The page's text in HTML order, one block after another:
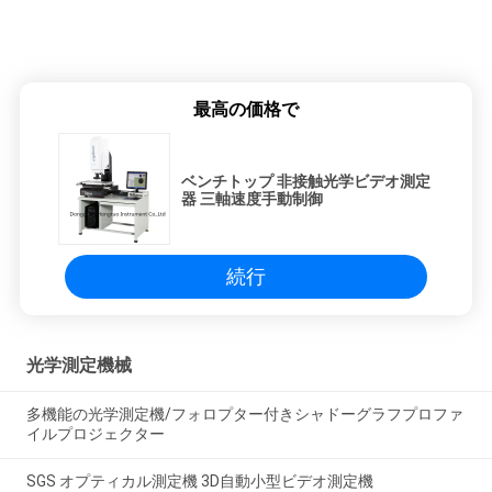
最高の価格で
ベンチトップ 非接触光学ビデオ測定
器 三軸速度手動制御
続行
光学測定機械
多機能の光学測定機/フォロプター付きシャドーグラフプロファ
イルプロジェクター
SGS オプティカル測定機 3D自動小型ビデオ測定機